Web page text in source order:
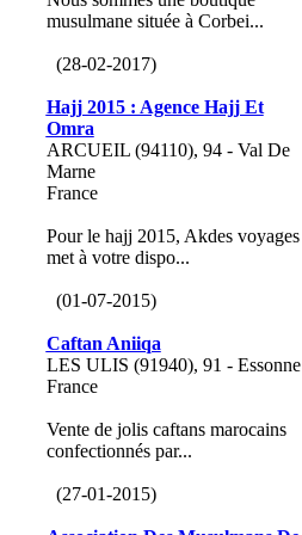
musulmane située à Corbei...
(28-02-2017)
Hajj 2015 : Agence Hajj Et
Omra
ARCUEIL (94110), 94 - Val De
Marne
France
Pour le hajj 2015, Akdes voyages
met à votre dispo...
(01-07-2015)
Caftan Aniiqa
LES ULIS (91940), 91 - Essonne
France
Vente de jolis caftans marocains
confectionnés par...
(27-01-2015)